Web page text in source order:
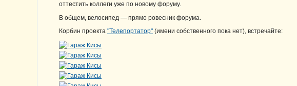
оттестить коллеги уже по новому форуму.
В общем, велосипед — прямо ровесник форума.
Корбин проекта "Телепортатор" (имени собственного пока нет), встречайте: